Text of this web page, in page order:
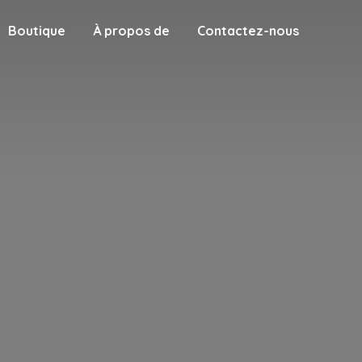
Boutique À propos de Contactez-nous